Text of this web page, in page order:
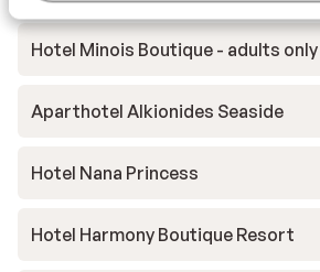
Hotel Minois Boutique - adults only
Aparthotel Alkionides Seaside
Hotel Nana Princess
Hotel Harmony Boutique Resort